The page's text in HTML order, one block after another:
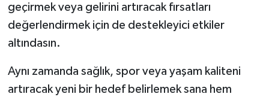
geçirmek veya gelirini artıracak fırsatları
değerlendirmek için de destekleyici etkiler
altındasın.
Aynı zamanda sağlık, spor veya yaşam kaliteni
artıracak yeni bir hedef belirlemek sana hem